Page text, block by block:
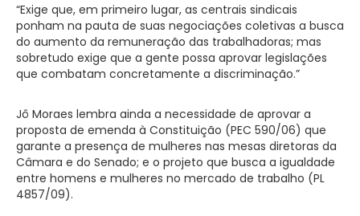
“Exige que, em primeiro lugar, as centrais sindicais
ponham na pauta de suas negociações coletivas a busca
do aumento da remuneração das trabalhadoras; mas
sobretudo exige que a gente possa aprovar legislações
que combatam concretamente a discriminação.”
Jô Moraes lembra ainda a necessidade de aprovar a
proposta de emenda à Constituição (PEC 590/06) que
garante a presença de mulheres nas mesas diretoras da
Câmara e do Senado; e o projeto que busca a igualdade
entre homens e mulheres no mercado de trabalho (PL
4857/09).